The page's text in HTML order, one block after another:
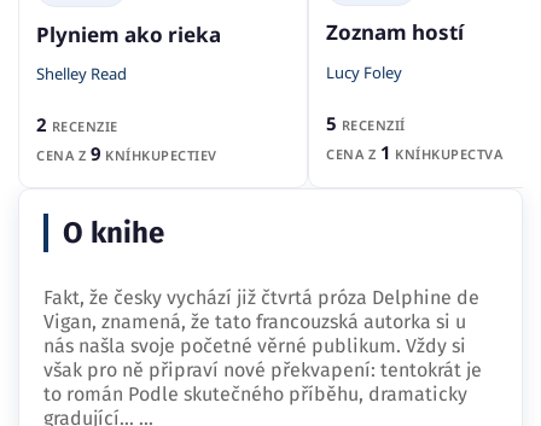
Plyniem ako rieka
Shelley Read
2 RECENZIE
CENA Z 9 KNÍHKUPECTIEV
Zoznam hostí
Lucy Foley
5 RECENZIÍ
CENA Z 1 KNÍHKUPECTVA
O knihe
Fakt, že česky vychází již čtvrtá próza Delphine de
Vigan, znamená, že tato francouzská autorka si u
nás našla svoje početné věrné publikum. Vždy si
však pro ně připraví nové překvapení: tentokrát je
to román Podle skutečného příběhu, dramaticky
gradující… ...